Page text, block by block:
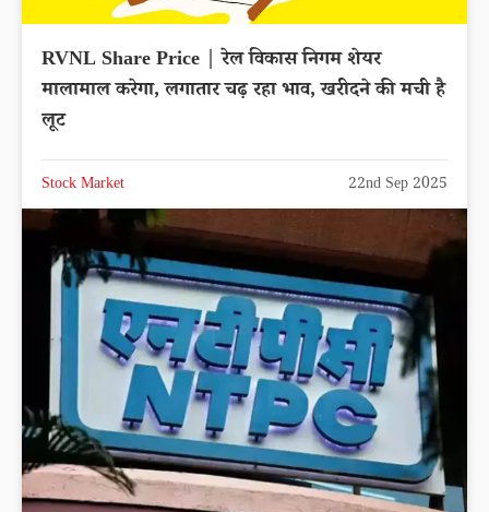
RVNL Share Price | रेल विकास निगम शेयर
मालामाल करेगा, लगातार चढ़ रहा भाव, खरीदने की मची है
लूट
Stock Market 22nd Sep 2025